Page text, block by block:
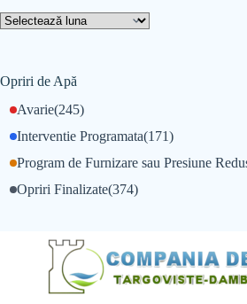
Opriri de Apă
Avarie(245)
Interventie Programata(171)
Opriri Finalizate(374)
Program de Furnizare sau Presiune